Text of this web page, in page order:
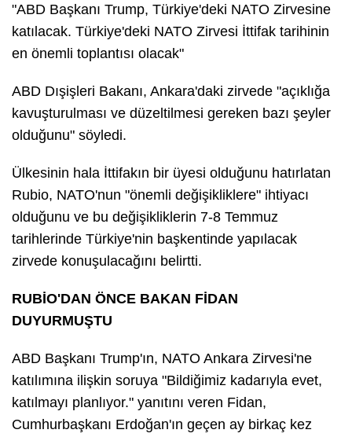
"ABD Başkanı Trump, Türkiye'deki NATO Zirvesine
katılacak. Türkiye'deki NATO Zirvesi İttifak tarihinin
en önemli toplantısı olacak"
ABD Dışişleri Bakanı, Ankara'daki zirvede "açıklığa
kavuşturulması ve düzeltilmesi gereken bazı şeyler
olduğunu" söyledi.
Ülkesinin hala İttifakın bir üyesi olduğunu hatırlatan
Rubio, NATO'nun "önemli değişikliklere" ihtiyacı
olduğunu ve bu değişikliklerin 7-8 Temmuz
tarihlerinde Türkiye'nin başkentinde yapılacak
zirvede konuşulacağını belirtti.
RUBİO'DAN ÖNCE BAKAN FİDAN
DUYURMUŞTU
ABD Başkanı Trump'ın, NATO Ankara Zirvesi'ne
katılımına ilişkin soruya "Bildiğimiz kadarıyla evet,
katılmayı planlıyor." yanıtını veren Fidan,
Cumhurbaşkanı Erdoğan'ın geçen ay birkaç kez